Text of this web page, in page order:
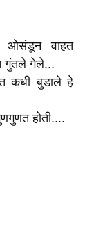
ओसंडून वाहत
गुंतले गेले...
कधी बुडाले हे
होती....